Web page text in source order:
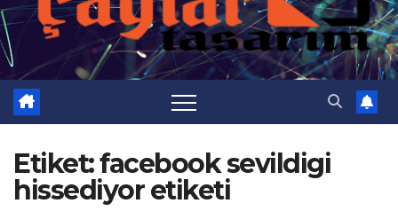
Etiket:facebook sevildigi
hissediyor etiketi